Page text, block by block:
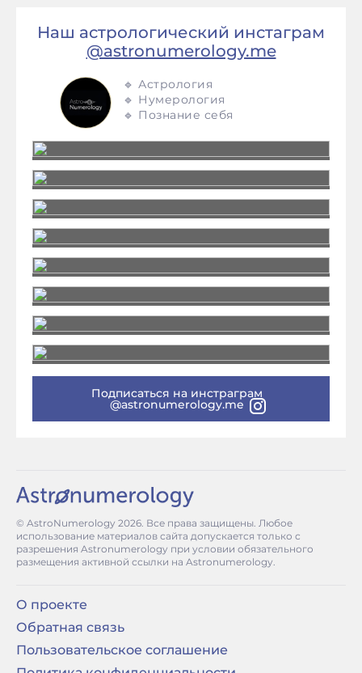
Наш астрологический инстаграм
@astronumerology.me
🔹 Астрология
🔹 Нумерология
🔹 Познание себя
Подписаться на инстраграм
@astronumerology.me
© AstroNumerology 2026. Все права защищены. Любое
использование материалов сайта допускается только с
разрешения Astronumerology при условии обязательного
размещения активной ссылки на Astronumerology.
О проекте
Обратная связь
Пользовательское соглашение